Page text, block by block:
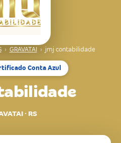
› GRAVATAI › jmj contabilidade
Conta Azul
· RS